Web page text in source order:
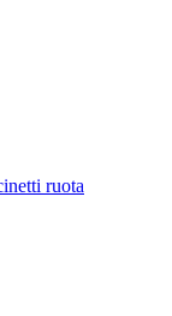
ruota